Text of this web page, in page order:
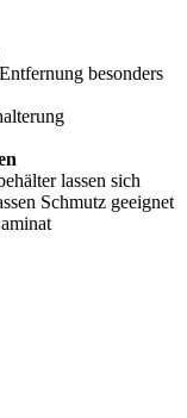
besonders
lassen sich
Schmutz geeignet